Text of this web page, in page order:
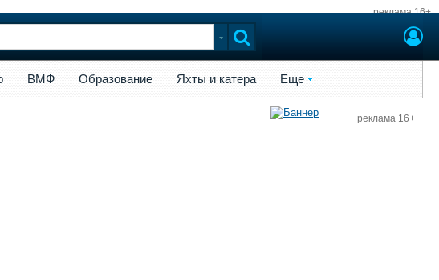
реклама 16+
ВМФ Образование Яхты и катера Еще
реклама 16+